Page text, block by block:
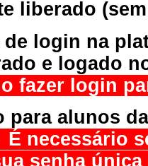
liberado
login na
e logado
fazer login
para alunos
É necessário
senha